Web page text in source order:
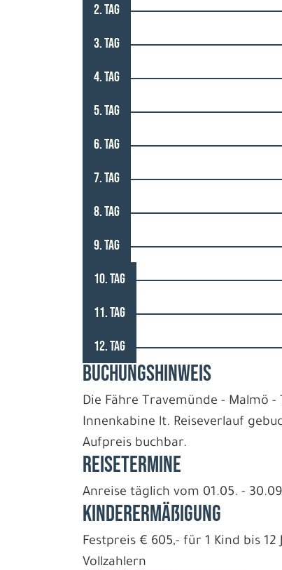
2. TAG
3. TAG
4. TAG
5. TAG
6. TAG
7. TAG
8. TAG
9. TAG
10. TAG
11. TAG
12. TAG
BUCHUNGSHINWEIS
Die Fähre Travemünde - Malmö
Innenkabine lt. Reiseverlauf
Aufpreis buchbar.
REISETERMINE
Anreise täglich vom 01.05. -
Kinderermäßigung
Festpreis € 605,- für 1 Kind bis
Vollzahlern